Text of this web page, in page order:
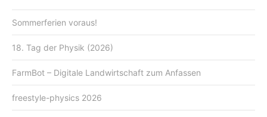
Sommerferien voraus!
18. Tag der Physik (2026)
FarmBot – Digitale Landwirtschaft zum Anfassen
freestyle-physics 2026